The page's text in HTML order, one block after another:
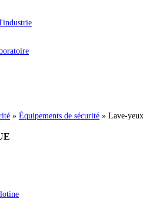
» Équipements de sécurité » Lave-